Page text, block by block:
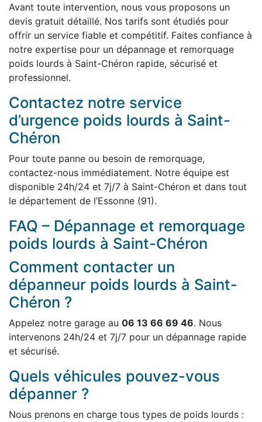
Avant toute intervention, nous vous proposons un
devis gratuit détaillé. Nos tarifs sont étudiés pour
offrir un service fiable et compétitif. Faites confiance à
notre expertise pour un dépannage et remorquage
poids lourds à Saint-Chéron rapide, sécurisé et
professionnel.
Contactez notre service
d’urgence poids lourds à Saint-
Chéron
Pour toute panne ou besoin de remorquage,
contactez-nous immédiatement. Notre équipe est
disponible 24h/24 et 7j/7 à Saint-Chéron et dans tout
le département de l’Essonne (91).
FAQ – Dépannage et remorquage
poids lourds à Saint-Chéron
Comment contacter un
dépanneur poids lourds à Saint-
Chéron ?
Appelez notre garage au 06 13 66 69 46. Nous
intervenons 24h/24 et 7j/7 pour un dépannage rapide
et sécurisé.
Quels véhicules pouvez-vous
dépanner ?
Nous prenons en charge tous types de poids lourds :